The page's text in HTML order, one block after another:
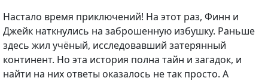
Настало время приключений! На этот раз, Финн и
Джейк наткнулись на заброшенную избушку. Раньше
здесь жил учёный, исследовавший затерянный
континент. Но эта история полна тайн и загадок, и
найти на них ответы оказалось не так просто. А